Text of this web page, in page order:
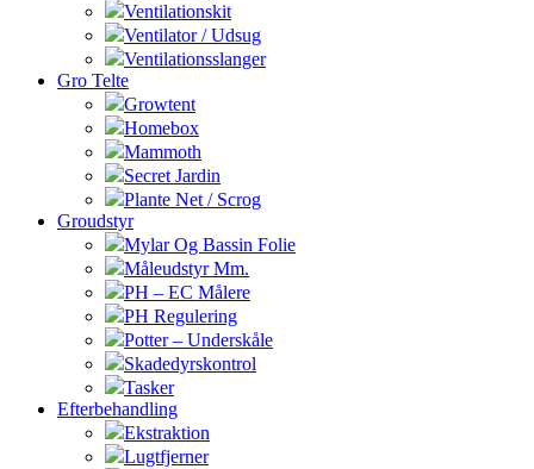
Ventilationskit
Ventilator / Udsug
Ventilationsslanger
Gro Telte
Growtent
Homebox
Mammoth
Secret Jardin
Plante Net / Scrog
Groudstyr
Mylar Og Bassin Folie
Måleudstyr Mm.
PH – EC Målere
PH Regulering
Potter – Underskåle
Skadedyrskontrol
Tasker
Efterbehandling
Ekstraktion
Lugtfjerner